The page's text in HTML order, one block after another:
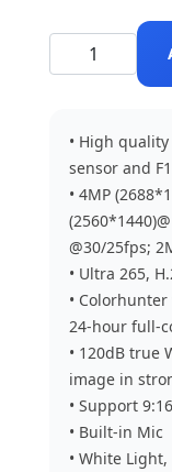
• High
sensor and
• 4MP
@30/25fps;
• Ultra 265,
•
24-hour full-
• 120dB true
image in
• Support
• Built-in Mic
• White